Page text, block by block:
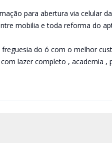
para abertura via celular
mobilia e toda reforma do
do ó com o melhor
lazer completo , academia ,